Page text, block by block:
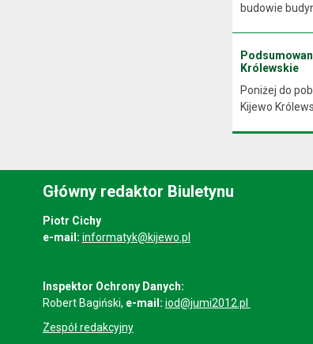
budowie
Królewskie
Poniżej do
Kijewo
Główny redaktor Biuletynu
Piotr Cichy
e-mail: informatyk@kijewo.pl
Inspektor Ochrony Danych:
Robert Bagiński, e-mail: iod@jumi2012.pl
Zespół redakcyjny